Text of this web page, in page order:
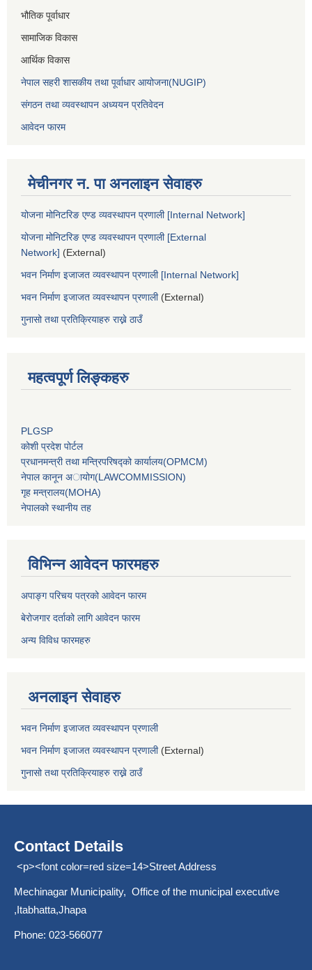
भौतिक पूर्वाधार
सामाजिक विकास
आर्थिक विकास
नेपाल सहरी शासकीय तथा पूर्वाधार आयोजना(NUGIP)
संगठन तथा व्यवस्थापन अध्ययन प्रतिवेदन
आवेदन फारम
मेचीनगर न. पा अनलाइन सेवाहरु
योजना मोनिटरिङ एण्ड व्यवस्थापन प्रणाली [Internal Network]
योजना मोनिटरिङ एण्ड व्यवस्थापन प्रणाली [External
Network] (External)
भवन निर्माण इजाजत व्यवस्थापन प्रणाली [Internal Network]
भवन निर्माण इजाजत व्यवस्थापन प्रणाली(External)
गुनासो तथा प्रतिक्रियाहरु राख्ने ठाउँ
महत्वपूर्ण लिङ्कहरु
PLGSP
कोशी प्रदेश पोर्टल
प्रधानमन्‍त्री तथा मन्‍त्रिपरिषद्को कार्यालय(OPMCM)
नेपाल कानून अायोग(LAWCOMMISSION)
गृह मन्‍त्रालय(MOHA)
नेपालको स्थानीय तह
विभिन्न आवेदन फारमहरु
अपाङ्ग परिचय पत्रको आवेदन फारम
बेरोजगार दर्ताको लागि आवेदन फारम
अन्य विविध फारमहरु
अनलाइन सेवाहरु
भवन निर्माण इजाजत व्यवस्थापन प्रणाली
भवन निर्माण इजाजत व्यवस्थापन प्रणाली(External)
गुनासो तथा प्रतिक्रियाहरु राख्ने ठाउँ
Contact Details
<p><font color=red size=14>Street Address
Mechinagar Municipality, Office of the municipal executive
,Itabhatta,Jhapa
Phone: 023-566077